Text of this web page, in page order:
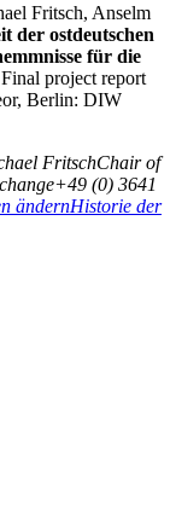
Fritsch, Anselm
der ostdeutschen
für die
Final project report
Berlin: DIW
FritschChair of
+49 (0) 3641
ändernHistorie der